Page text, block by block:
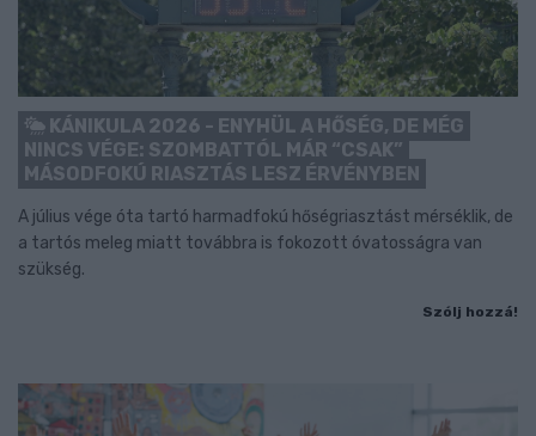
KÁNIKULA 2026 - ENYHÜL A HŐSÉG, DE MÉG
NINCS VÉGE: SZOMBATTÓL MÁR “CSAK”
MÁSODFOKÚ RIASZTÁS LESZ ÉRVÉNYBEN
A július vége óta tartó harmadfokú hőségriasztást mérséklik, de
a tartós meleg miatt továbbra is fokozott óvatosságra van
szükség.
Szólj hozzá!